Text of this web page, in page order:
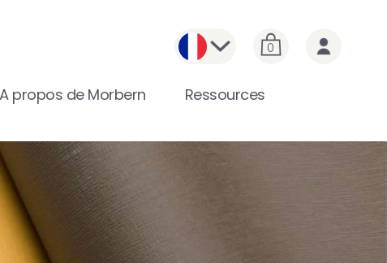
0
A propos de Morbern Ressources